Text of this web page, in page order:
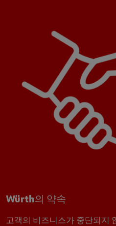
Würth의 약속
고객의 비즈니스가 중단되지